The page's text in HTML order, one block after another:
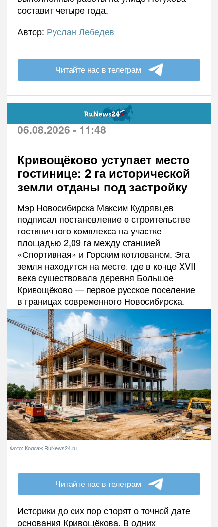
составит четыре года.
Автор: Руслан Лебедев
Читайте нас в телеграм
06.08.2026 - 11:48
Кривощёково уступает место
гостинице: 2 га исторической
земли отданы под застройку
Мэр Новосибирска Максим Кудрявцев
подписал постановление о строительстве
гостиничного комплекса на участке
площадью 2,09 га между станцией
«Спортивная» и Горским котлованом. Эта
земля находится на месте, где в конце XVII
века существовала деревня Большое
Кривощёково — первое русское поселение
в границах современного Новосибирска.
Фото: Коллаж RuNews24.ru
Читайте нас в телеграм
Историки до сих пор спорят о точной дате
основания Кривощёкова. В одних